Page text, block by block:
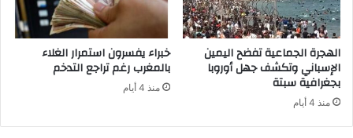
الهجرة الجماعية تفضح اليمين
الإسباني وتكشف جهل أوروبا
بجغرافية سبتة
منذ 4 أيام
خبراء يفسرون استمرار الغلاء
بالمغرب رغم تراجع التدخم
منذ 4 أيام